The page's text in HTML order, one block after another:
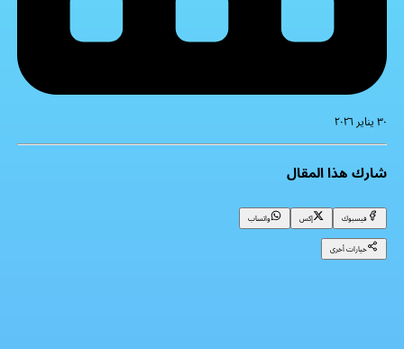
٣٠ يناير ٢٠٢٦
شارك هذا المقال
فيسبوك إكس
واتساب
خيارات أخرى